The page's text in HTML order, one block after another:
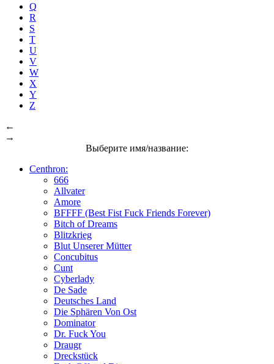
Q
R
S
T
U
V
W
X
Y
Z
←
→
Выберите имя/название:
Centhron:
666
Allvater
Amore
BFFFF (Best Fist Fuck Friends Forever)
Bitch of Dreams
Blitzkrieg
Blut Unserer Mütter
Concubitus
Cunt
Cyberlady
De Sade
Deutsches Land
Die Sphären Von Ost
Dominator
Dr. Fuck You
Draugr
Dreckstück